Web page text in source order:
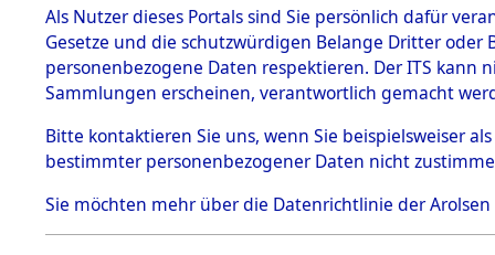
Effekten
1.2.9.1
Effekten aus
dem KZ
Dachau
1.2.9.2
Effekten aus
dem KZ
Bayerisches
Einen Kommentar
Als Nutzer dieses Portals sind Sie persönlich dafür
Gesetze und die schutzwürdigen Belange Dritter
personenbezogene Daten respektieren. Der ITS
Sammlungen erscheinen, verantwortlich gemacht
Bitte kontaktieren Sie uns, wenn Sie beispielsweiser
bestimmter personenbezogener Daten nicht
Sie möchten mehr über die Datenrichtlinie der Arolsen